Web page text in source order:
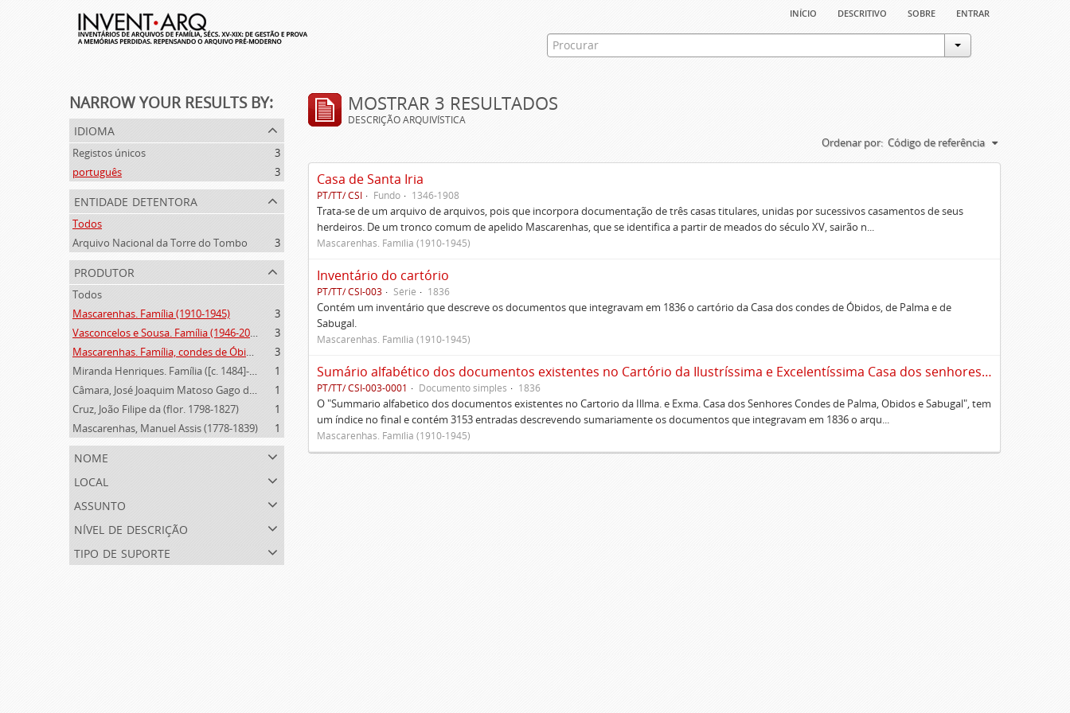
início descritivo sobre entrar
NARROW YOUR RESULTS BY:
idioma
Registos únicos
3
português
3
entidade detentora
Todos
Arquivo Nacional da Torre do Tombo
3
produtor
Todos
Mascarenhas. Família (1910-1945)
3
Vasconcelos e Sousa. Família (1946-2006)
3
Mascarenhas. Família, condes de Óbidos, Palma e Sabugal (1669-1910)
3
Miranda Henriques. Família ([c. 1484]-[c.1745])
1
Câmara, José Joaquim Matoso Gago da (1775-1864)
1
Cruz, João Filipe da (flor. 1798-1827)
1
Mascarenhas, Manuel Assis (1778-1839)
1
nome
local
assunto
nível de descrição
tipo de suporte
MOSTRAR 3 RESULTADOS
DESCRIÇÃO ARQUIVÍSTICA
Ordenar por: Código de referência
Casa de Santa Iria
PT/TT/ CSI Fundo 1346-1908
Trata-se de um arquivo de arquivos, pois que incorpora documentação de três casas titulares, unidas por sucessivos casamentos de seus
herdeiros. De um tronco comum de apelido Mascarenhas, que se identifica a partir de meados do século XV, sairão n...
Mascarenhas. Família (1910-1945)
Inventário do cartório
PT/TT/ CSI-003 Série 1836
Contém um inventário que descreve os documentos que integravam em 1836 o cartório da Casa dos condes de Óbidos, de Palma e de
Sabugal.
Mascarenhas. Família (1910-1945)
Sumário alfabético dos documentos existentes no Cartório da Ilustríssima e Excelentíssima Casa dos senhores condes de Palma, Óbidos e Sabugal
PT/TT/ CSI-003-0001 Documento simples 1836
O "Summario alfabetico dos documentos existentes no Cartorio da Illma. e Exma. Casa dos Senhores Condes de Palma, Obidos e Sabugal", tem
um índice no final e contém 3153 entradas descrevendo sumariamente os documentos que integravam em 1836 o arqu...
Mascarenhas. Família (1910-1945)